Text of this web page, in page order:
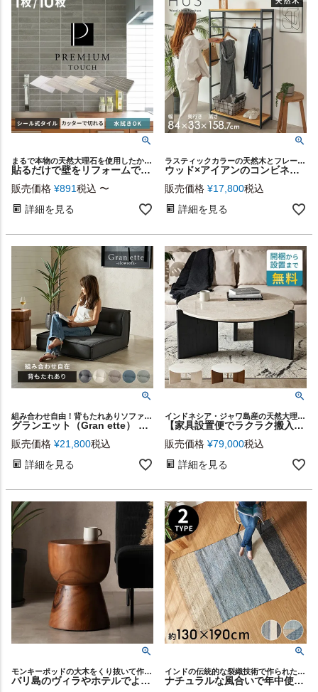
まるで本物の天然大理石を使用したかのようなリアルな 質感が魅力のストーン調タイルシール
貼るだけで壁をリフォームできる、本物の大理石のようなリアルな質感のタイルシール プレミアムタッチ（PREMIUM TOUCH ウォールデコレーションシリーズ）(67205)
販売価格 ¥891税込 〜
詳細を見る
ラスティックカラーの天然木とフレームを組み合わせた、シンプルフォルムの家具シリーズ [ HUS ヒュース ] のハンガーラック
ウッド×アイアンのコンビネーションがオシャレ。スリムなのに収納力抜群なミニマルデザインのハンガーラック [84399]
販売価格 ¥17,800税込
詳細を見る
組み合わせ自由！背もたれありソファGran ette
グランエット（Gran ette） フロアソファ 背もたれあり [67198]
販売価格 ¥21,800税込
詳細を見る
インドネシア・ジャワ島産の天然大理石とモンキーポッド（スワールウッド）を贅沢に使用、洗練されたデザインの丸いローテーブル
【家具設置便でラクラク搬入】直径約90cm天然大理石の丸いローテーブル（セレスティアルマーブル）[14245]
販売価格 ¥79,000税込
詳細を見る
モンキーポッドの大木をくり抜いて作られた、ハンドメイドのスツールとしても使えるサイドテーブル
バリ島のヴィラやホテルでよく使われているモンキーポッドの丸太から削り出された重厚感たっぷりのスツールにもなるサイドテーブル[14226]
インドの伝統的な裂織技術で作られた「チンディ」と呼ばれるラグ
ナチュラルな風合いで年中使えるインドの手編みチンディラグカーペット[346]